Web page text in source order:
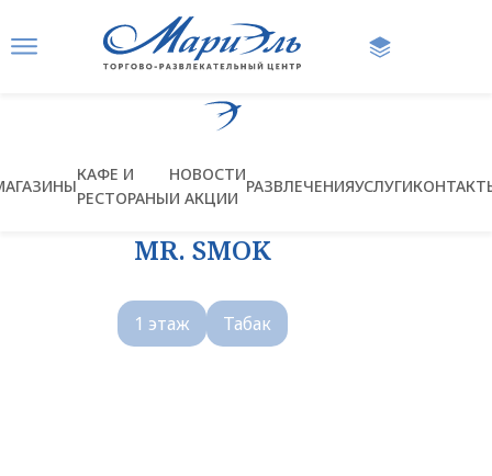
Ссылка на главную страницу
КАФЕ И
РЕСТОРАНЫ
НОВОСТИ
И АКЦИИ
РАЗВЛЕЧЕНИЯУСЛУГИ
MR. SMOK
1 этаж Табак